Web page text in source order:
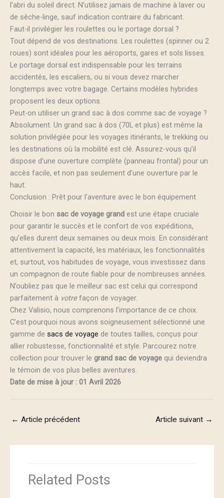
l’abri du soleil direct. N’utilisez jamais de machine à laver ou
de sèche-linge, sauf indication contraire du fabricant.
Faut-il privilégier les roulettes ou le portage dorsal ?
Tout dépend de vos destinations. Les roulettes (spinner ou 2
roues) sont idéales pour les aéroports, gares et sols lisses.
Le portage dorsal est indispensable pour les terrains
accidentés, les escaliers, ou si vous devez marcher
longtemps avec votre bagage. Certains modèles hybrides
proposent les deux options.
Peut-on utiliser un grand sac à dos comme sac de voyage ?
Absolument. Un grand sac à dos (70L et plus) est même la
solution privilégiée pour les voyages itinérants, le trekking ou
les destinations où la mobilité est clé. Assurez-vous qu’il
dispose d’une ouverture complète (panneau frontal) pour un
accès facile, et non pas seulement d’une ouverture par le
haut.
Conclusion : Prêt pour l’aventure avec le bon équipement
Choisir le bon sac de voyage grand est une étape cruciale
pour garantir le succès et le confort de vos expéditions,
qu’elles durent deux semaines ou deux mois. En considérant
attentivement la capacité, les matériaux, les fonctionnalités
et, surtout, vos habitudes de voyage, vous investissez dans
un compagnon de route fiable pour de nombreuses années.
N’oubliez pas que le meilleur sac est celui qui correspond
parfaitement à votrefaçon de voyager.
Chez Valisio, nous comprenons l’importance de ce choix.
C’est pourquoi nous avons soigneusement sélectionné une
gamme de sacs de voyage de toutes tailles, conçus pour
allier robustesse, fonctionnalité et style. Parcourez notre
collection pour trouver le grand sac de voyage qui deviendra
le témoin de vos plus belles aventures.
Date de mise à jour : 01 Avril 2026
← Article précédent Article suivant →
Related Posts